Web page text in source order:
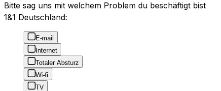
Bitte sag uns mit welchem Problem du beschäftigt bist
1&1 Deutschland:
E-mail
Internet
Totaler Absturz
Wi-fi
TV